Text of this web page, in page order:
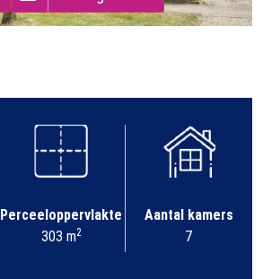
Perceeloppervlakte
303 m2
Aantal kamers
7